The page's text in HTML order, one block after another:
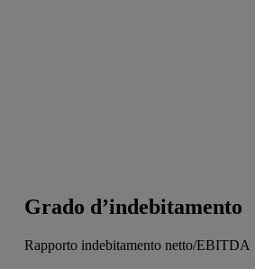
Grado d’indebitamento
Rapporto indebitamento netto/EBITDA